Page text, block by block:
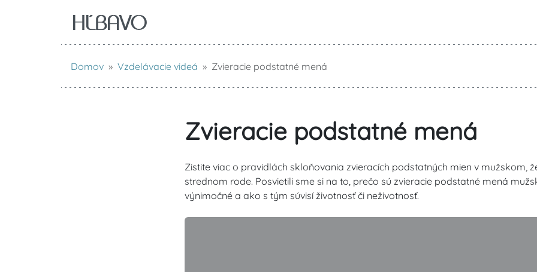
Domov Vzdelávacie videá Zvieracie podstatné mená
Zvieracie podstatné mená
Zistite viac o pravidlách skloňovania zvieracích podstatných mien v mužskom,
strednom rode. Posvietili sme si na to, prečo sú zvieracie podstatné mená
výnimočné a ako s tým súvisí životnosť či neživotnosť.